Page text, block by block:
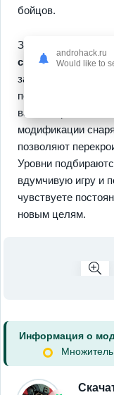
бойцов.
Здесь есть
способности,
заметно влияние
поддержки.
ваших героев,
модификации
позволяют
Уровни
вдумчивую игру и
чувствуете
новым целям.
Информация о
androhack.ru
Would like to